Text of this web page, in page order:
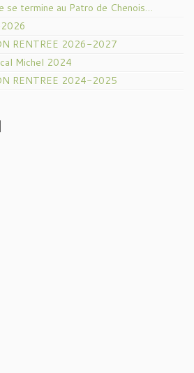
se termine au Patro de Chenois…
RENTREE 2026-2027
Michel 2024
RENTREE 2024-2025